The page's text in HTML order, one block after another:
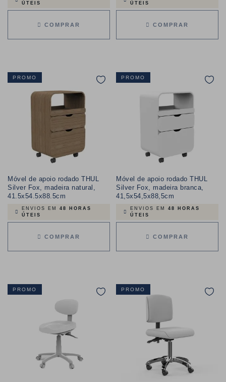
ÚTEIS
COMPRAR
ÚTEIS
COMPRAR
PROMO
Móvel de apoio rodado THUL
Silver Fox, madeira natural,
41.5x54.5x88.5cm
ENVIOS EM 48 HORAS
ÚTEIS
COMPRAR
PROMO
Móvel de apoio rodado THUL
Silver Fox, madeira branca,
41,5x54,5x88,5cm
ENVIOS EM 48 HORAS
ÚTEIS
COMPRAR
PROMO PROMO